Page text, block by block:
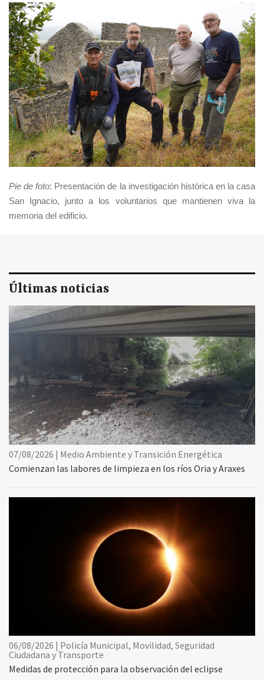
Pie de foto: Presentación de la investigación histórica en la casa
San Ignacio, junto a los voluntarios que mantienen viva la
memoria del edificio.
Últimas noticias
07/08/2026 | Medio Ambiente y Transición Energética
Comienzan las labores de limpieza en los ríos Oria y Araxes
06/08/2026 | Policía Municipal, Movilidad, Seguridad
Ciudadana y Transporte
Medidas de protección para la observación del eclipse